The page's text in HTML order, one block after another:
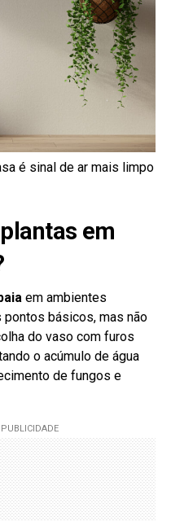
é sinal de ar mais limpo
em
em ambientes
pontos básicos, mas não
do vaso com furos
o acúmulo de água
de fungos e